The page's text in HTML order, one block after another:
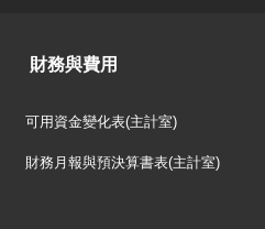
財務與費用
可用資金變化表(主計室)
財務月報與預決算書表(主計室)